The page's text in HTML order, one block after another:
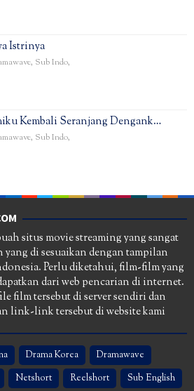
Istrinya
, Sub Indo,
Kembali Seranjang Dengank…
, Sub Indo,
situs movie streaming yang sangat
di sesuaikan dengan tampilan
Perlu diketahui, film-film yang
dari web pencarian di internet.
film tersebut di server sendiri dan
link-link tersebut di website kami
Drama Korea
Dramawave
Netshort Reelshort Sub English